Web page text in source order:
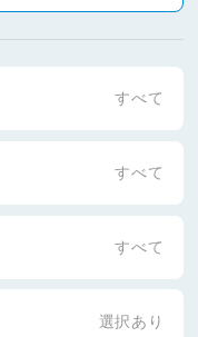
すべて
すべて
すべて
選択あり